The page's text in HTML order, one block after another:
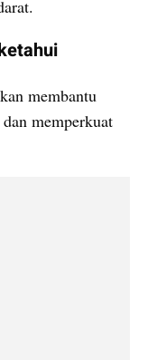
membantu
memperkuat